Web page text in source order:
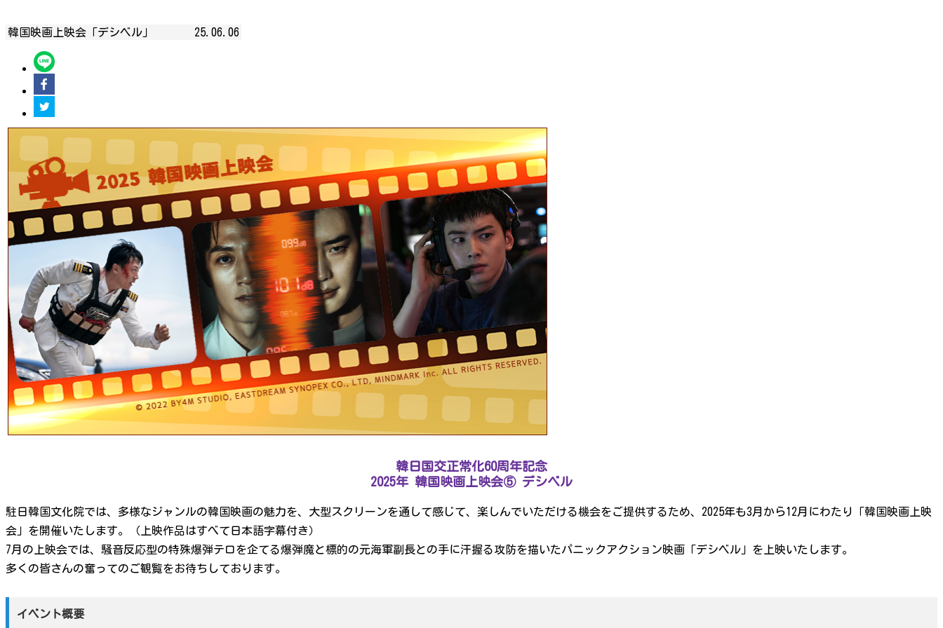
韓国映画上映会「デシベル」 25.06.06
韓日国交正常化60周年記念
2025年 韓国映画上映会⑤ デシベル
駐日韓国文化院では、多様なジャンルの韓国映画の魅力を、大型スクリーンを通して感じて、楽しんでいただける機会をご提供するため、2025年も3月から12月にわたり「韓国映画上映
会」を開催いたします。（上映作品はすべて日本語字幕付き）
7月の上映会では、騒音反応型の特殊爆弾テロを企てる爆弾魔と標的の元海軍副長との手に汗握る攻防を描いたパニックアクション映画「デシベル」を上映いたします。
多くの皆さんの奮ってのご観覧をお待ちしております。
イベント概要